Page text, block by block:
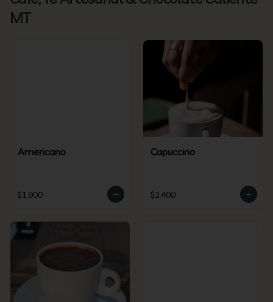
MT
Americano
$1.900
Capuccino
$2.400